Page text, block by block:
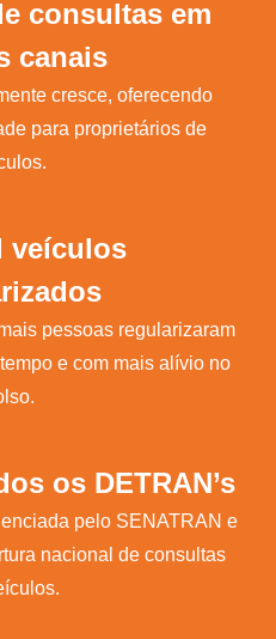
consultas em
canais
cresce, oferecendo
para proprietários de
veículos
pessoas regularizaram
e com mais alívio no
os DETRAN’s
pelo SENATRAN e
nacional de consultas